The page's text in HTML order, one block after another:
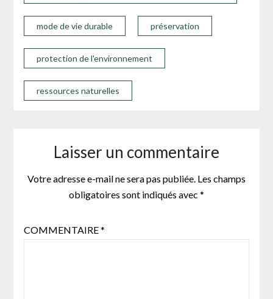
mode de vie durable préservation
protection de l'environnement
ressources naturelles
Laisser un commentaire
Votre adresse e-mail ne sera pas publiée. Les champs
obligatoires sont indiqués avec *
COMMENTAIRE*